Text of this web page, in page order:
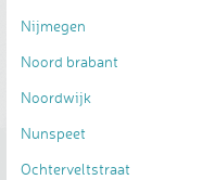
Nijmegen
Noord brabant
Noordwijk
Nunspeet
Ochterveltstraat